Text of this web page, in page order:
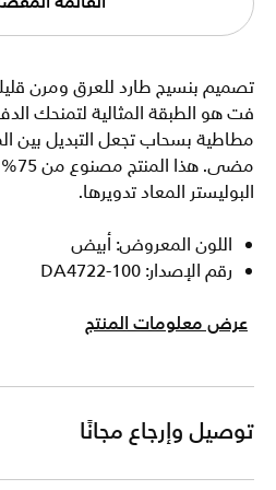
تصميم بنسيج طارد للعرق ومرن
فت هو الطبقة المثالية لتمنحك
مطاطية بسحاب تجعل التبديل بين
البوليستر المعاد تدويرها.
اللون المعروض: أبيض
رقم الإصدار: DA4722-100
عرض معلومات المنتج
توصيل وإرجاع مجانًا